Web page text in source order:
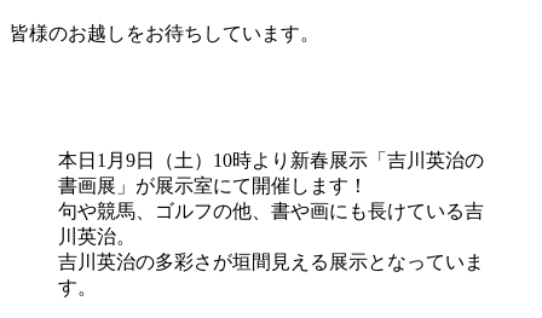
皆様のお越しをお待ちしています。
本日1月9日（土）10時より新春展示「吉川英治の
書画展」が展示室にて開催します！
句や競馬、ゴルフの他、書や画にも長けている吉
川英治。
吉川英治の多彩さが垣間見える展示となっていま
す。